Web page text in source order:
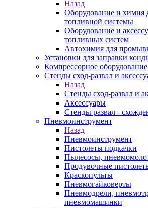
Назад
Оборудование и химия
топливной системы
Оборудование и
топливных систем
Автохимия для
Установки для заправки
Компрессорное оборудование
Стенды сход-развал и
Назад
Стенды сход-развал и
Аксессуары
Стенды развал -
Пневмоинструмент
Назад
Пневмоинструмент
Пистолеты подкачки
Пылесосы,
Продувочные
Краскопульты
Пневмогайковерты
Пневмодрели,
пневмомашинки